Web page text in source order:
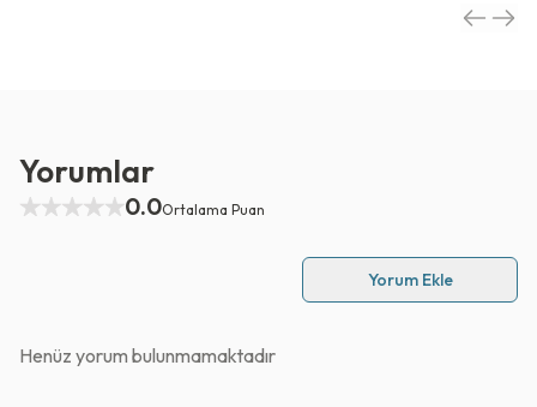
Yorumlar
0.0Ortalama Puan
Yorum Ekle
Henüz yorum bulunmamaktadır